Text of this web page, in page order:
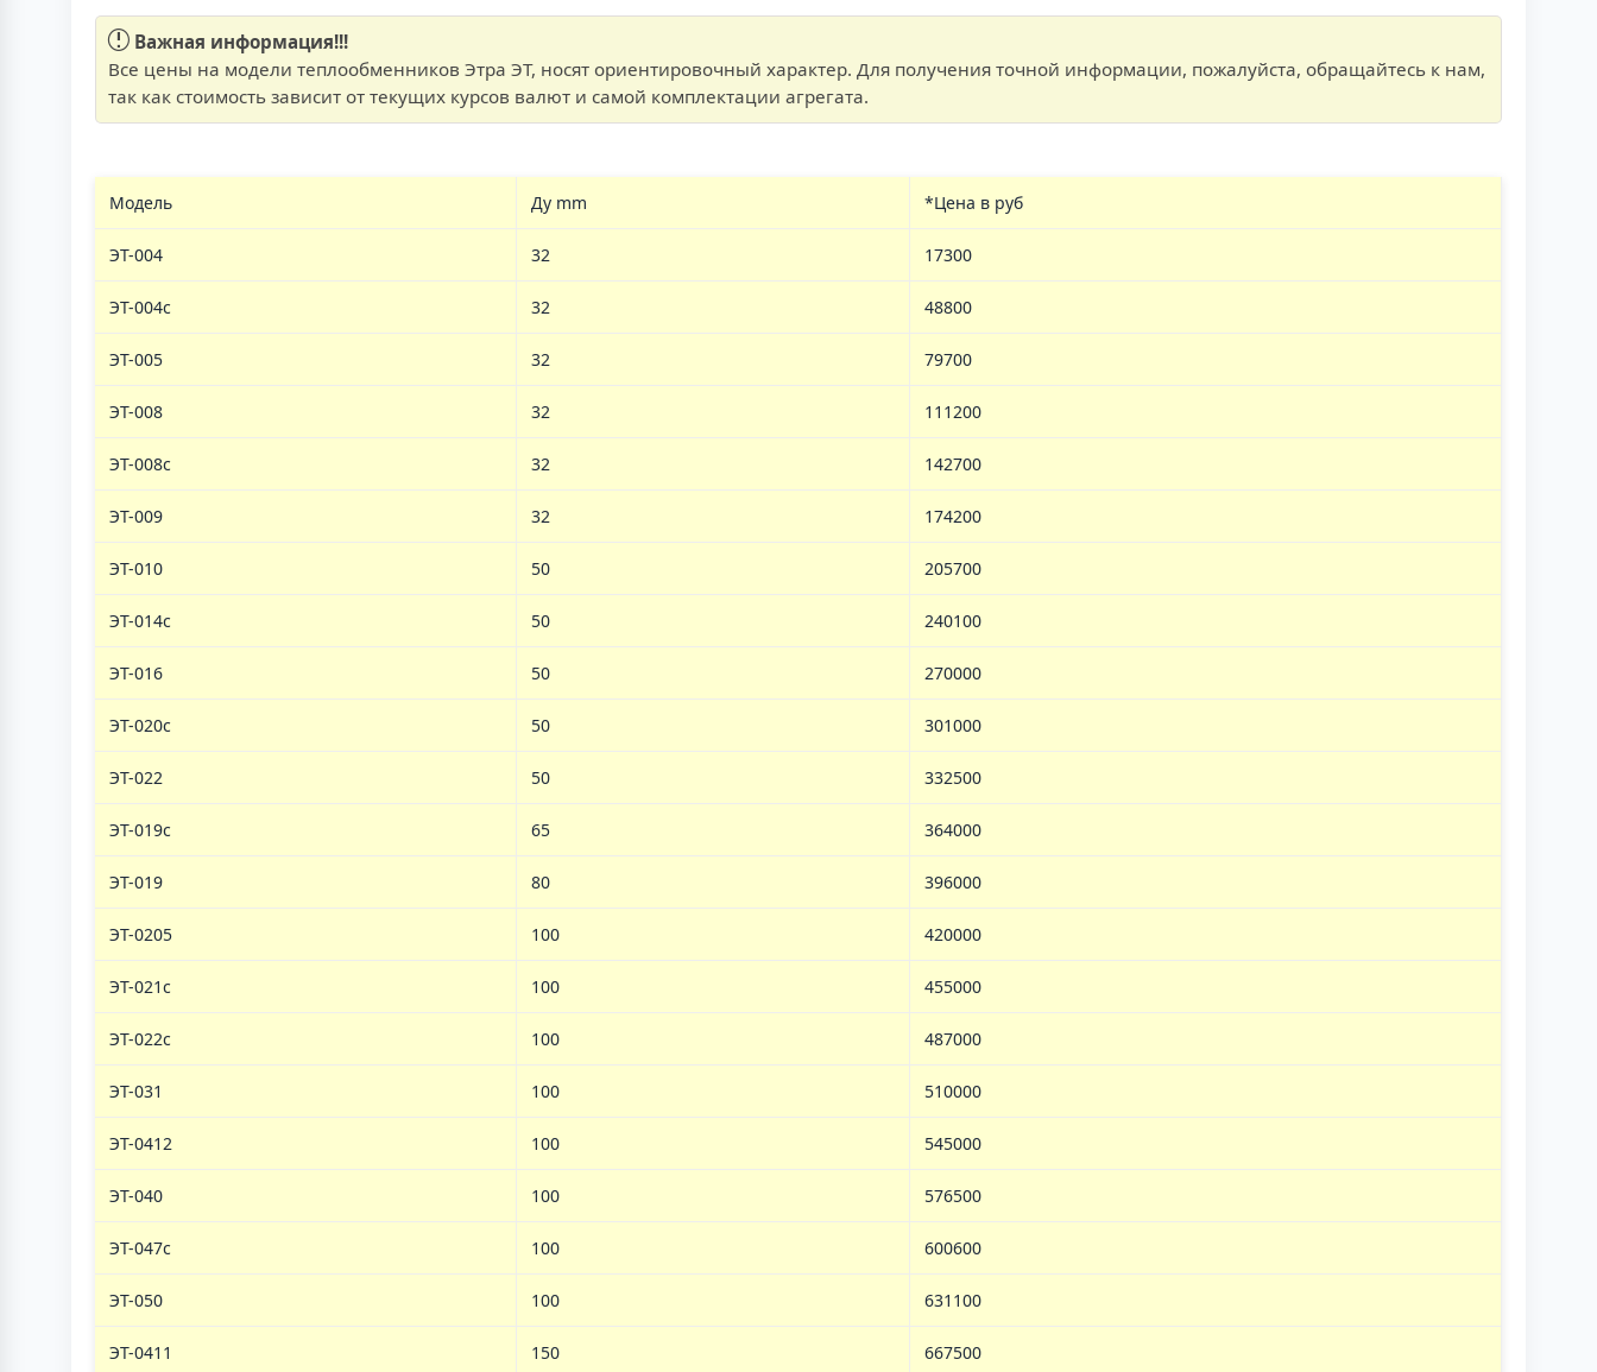
Важная информация!!!
Все цены на модели теплообменников Этра ЭТ, носят ориентировочный характер. Для получения точной информации, пожалуйста, обращайтесь к нам,
так как стоимость зависит от текущих курсов валют и самой комплектации агрегата.
Модель Ду mm *Цена в руб
ЭТ-004 32 17300
ЭТ-004c 32 48800
ЭТ-005 32 79700
ЭТ-008 32 111200
ЭТ-008с 32 142700
ЭТ-009 32 174200
ЭТ-010 50 205700
ЭТ-014с 50 240100
ЭТ-016 50 270000
ЭТ-020с 50 301000
ЭТ-022 50 332500
ЭТ-019c 65 364000
ЭТ-019 80 396000
ЭТ-0205 100 420000
ЭТ-021с 100 455000
ЭТ-022с 100 487000
ЭТ-031 100 510000
ЭТ-0412 100 545000
ЭТ-040 100 576500
ЭТ-047с 100 600600
ЭТ-050 100 631100
ЭТ-0411 150 667500